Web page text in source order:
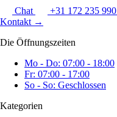
Chat +31 172 235 990
Kontakt →
Die Öffnungszeiten
Mo - Do: 07:00 - 18:00
Fr: 07:00 - 17:00
So - So: Geschlossen
Kategorien